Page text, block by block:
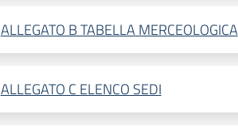
ALLEGATO B TABELLA MERCEOLOGICA
ALLEGATO C ELENCO SEDI